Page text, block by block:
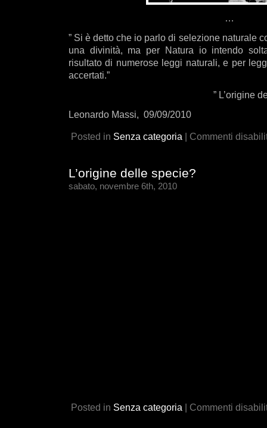
…
” Si è detto che io parlo di selezione naturale
una divinità, ma per Natura io intendo
risultato di numerose leggi naturali, e per
accertati.”
” L’origine
Leonardo Massi, 09/09/2010
Posted in Senza categoria | Commenti
L’origine delle specie?
sabato, novembre 6th, 2010
Posted in Senza categoria | Commenti